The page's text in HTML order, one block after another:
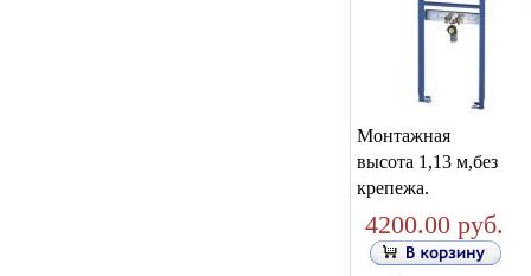
Монтажная
высота 1,13 м,без
крепежа.
4200.00 руб.